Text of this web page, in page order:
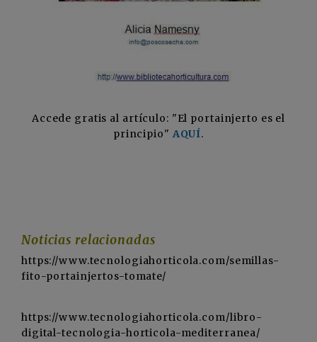
Accede gratis al artículo: "El portainjerto es el
principio" AQUÍ.
Noticias relacionadas
https://www.tecnologiahorticola.com/semillas-
fito-portainjertos-tomate/
https://www.tecnologiahorticola.com/libro-
digital-tecnologia-horticola-mediterranea/